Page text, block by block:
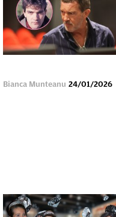
Bianca Munteanu 24/01/2026